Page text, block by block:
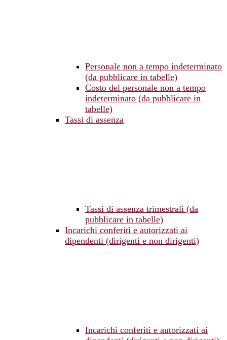
Personale non a tempo indeterminato
(da pubblicare in tabelle)
Costo del personale non a tempo
indeterminato (da pubblicare in
tabelle)
Tassi di assenza
Tassi di assenza trimestrali (da
pubblicare in tabelle)
Incarichi conferiti e autorizzati ai
dipendenti (dirigenti e non dirigenti)
Incarichi conferiti e autorizzati ai